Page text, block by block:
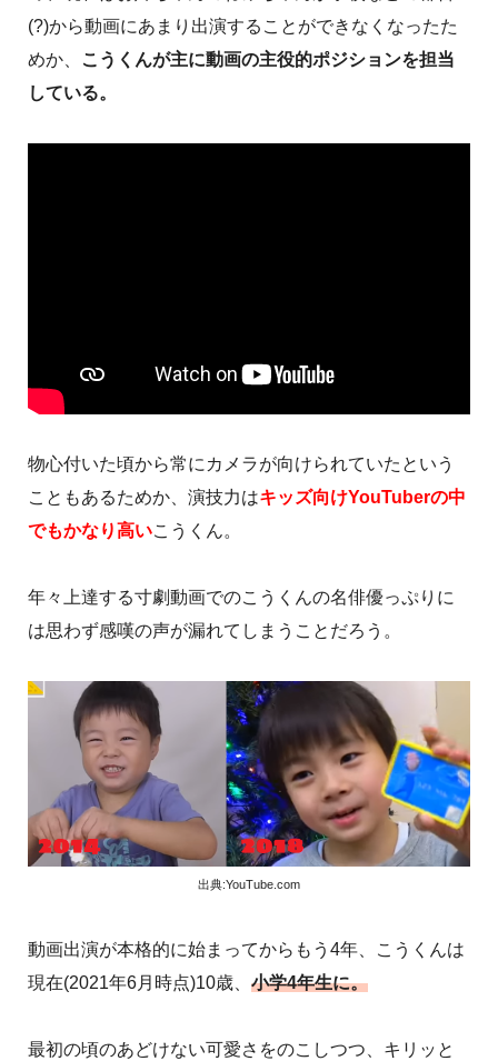
(?)から動画にあまり出演することができなくなったた
めか、
こうくんが主に動画の主役的ポジションを担当
している。
物心付いた頃から常にカメラが向けられていたという
こともあるためか、演技力はキッズ向けYouTuberの中
でもかなり高いこうくん。
年々上達する寸劇動画でのこうくんの名俳優っぷりに
は思わず感嘆の声が漏れてしまうことだろう。
出典:YouTube.com
動画出演が本格的に始まってからもう4年、こうくんは
現在(2021年6月時点)10歳、 小学4年生に。
最初の頃のあどけない可愛さをのこしつつ、キリッと